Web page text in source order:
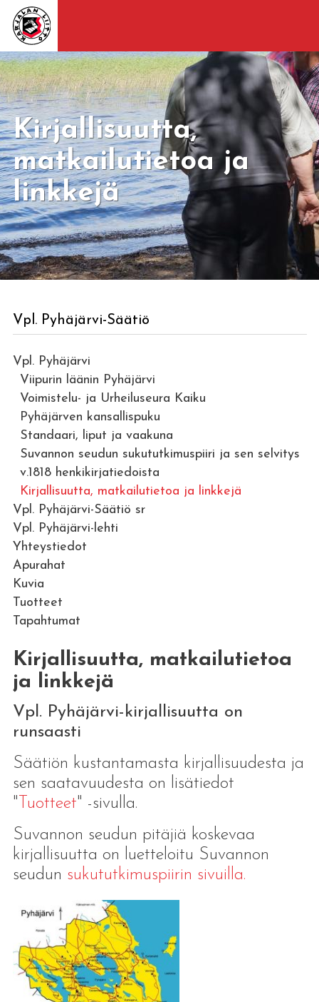
Kirjallisuutta,
matkailutietoa ja
linkkejä
Vpl. Pyhäjärvi-Säätiö
Vpl. Pyhäjärvi
Viipurin läänin Pyhäjärvi
Voimistelu- ja Urheiluseura Kaiku
Pyhäjärven kansallispuku
Standaari, liput ja vaakuna
Suvannon seudun sukututkimuspiiri ja sen selvitys
v.1818 henkikirjatiedoista
Kirjallisuutta, matkailutietoa ja linkkejä
Vpl. Pyhäjärvi-Säätiö sr
Vpl. Pyhäjärvi-lehti
Yhteystiedot
Apurahat
Kuvia
Tuotteet
Tapahtumat
Kirjallisuutta, matkailutietoa
ja linkkejä
Vpl. Pyhäjärvi-kirjallisuutta on
runsaasti
Säätiön kustantamasta kirjallisuudesta ja
sen saatavuudesta on lisätiedot
" Tuotteet" -sivulla.
Suvannon seudun pitäjiä koskevaa
kirjallisuutta on luetteloitu Suvannon
seudun sukututkimuspiirin sivuilla.